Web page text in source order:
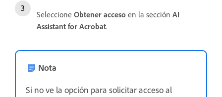
Seleccione Obtener acceso en la sección AI
Assistant for Acrobat.
Nota
Si no ve la opción para solicitar acceso al